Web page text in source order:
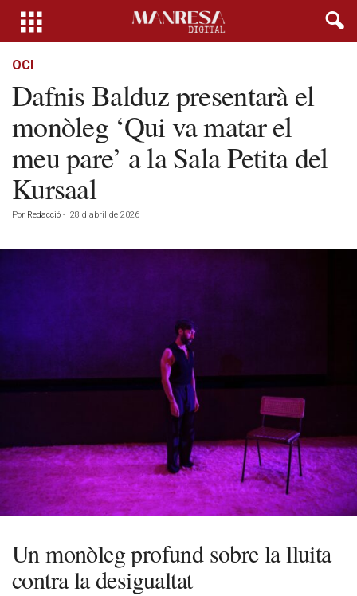
OCI
Dafnis Balduz presentarà el
monòleg ‘Qui va matar el
meu pare’ a la Sala Petita del
Kursaal
Por Redacció - 28 d'abril de 2026
Un monòleg profund sobre la lluita
contra la desigualtat